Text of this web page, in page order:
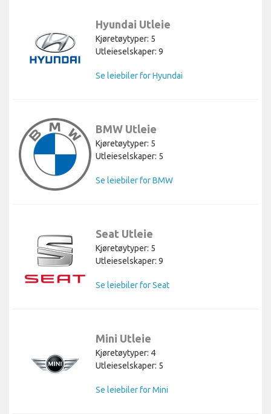
Hyundai Utleie
Kjøretøytyper: 5
Utleieselskaper: 9
Se leiebiler for Hyundai
BMW Utleie
Kjøretøytyper: 5
Utleieselskaper: 5
Se leiebiler for BMW
Seat Utleie
Kjøretøytyper: 5
Utleieselskaper: 9
Se leiebiler for Seat
Mini Utleie
Kjøretøytyper: 4
Utleieselskaper: 5
Se leiebiler for Mini